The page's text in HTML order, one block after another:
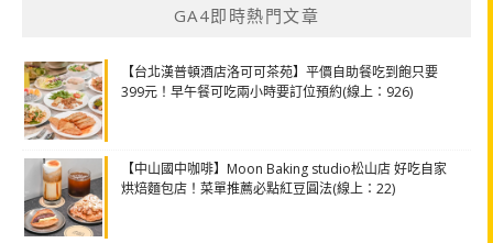
GA4即時熱門文章
【台北漢普頓酒店洛可可茶苑】平價自助餐吃到飽只要
399元！早午餐可吃兩小時要訂位預約(線上：926)
【中山國中咖啡】Moon Baking studio松山店 好吃自家
烘焙麵包店！菜單推薦必點紅豆圓法(線上：22)